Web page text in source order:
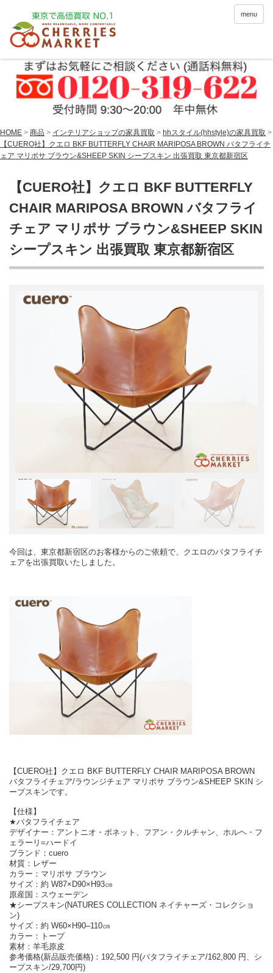
menu
HOME > 商品 > インテリアショップの家具買取 > hhスタイル(hhstyle)の家具買取 >
【CUERO社】クエロ BKF BUTTERFLY CHAIR MARIPOSA BROWN バタフライチ
ェア マリポサ ブラウン&SHEEP SKIN シープスキン 出張買取 東京都新宿区
【CUERO社】クエロ BKF BUTTERFLY
CHAIR MARIPOSA BROWN バタフライ
チェア マリポサ ブラウン&SHEEP SKIN
シープスキン 出張買取 東京都新宿区
今回は、東京都新宿区のお客様からのご依頼で、クエロのバタフライチ
ェアを出張買取いたしました。
【CUERO社】クエロ BKF BUTTERFLY CHAIR MARIPOSA BROWN
バタフライチェア/ラウンジチェア マリポサ ブラウン&SHEEP SKIN シ
ープスキンです。
【仕様】
★バタフライチェア
デザイナー：アントニオ・ボネット、フアン・クルチャン、ホルヘ・フ
ェラーリ=ハードイ
ブランド：cuero
材質：レザー
カラー：マリポサ ブラウン
サイズ：約 W87×D90×H93㎝
原産国：スウェーデン
★シープスキン(NATURES COLLECTION ネイチャーズ・コレクショ
ン)
サイズ：約 W60×H90–110㎝
カラー：トープ
素材：羊毛原皮
参考価格(新品販売価格)：192,500 円(バタフライチェア/162,800 円、シ
ープスキン/29,700円)